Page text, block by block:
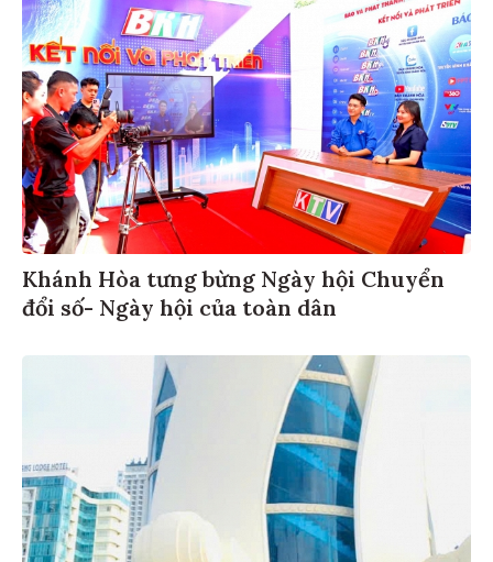
Khánh Hòa tưng bừng Ngày hội Chuyển
đổi số- Ngày hội của toàn dân